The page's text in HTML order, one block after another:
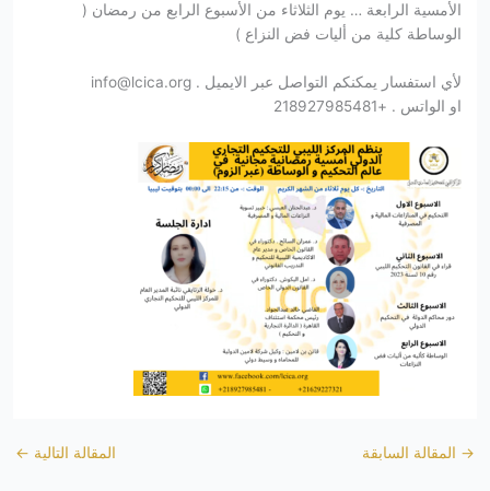
الأمسية الرابعة … يوم الثلاثاء من الأسبوع الرابع من رمضان (
الوساطة كلية من أليات فض النزاع )
لأي استفسار يمكنكم التواصل عبر الايميل . info@lcica.org
او الواتس . +218927985481
→ المقالة السابقة المقالة التالية ←